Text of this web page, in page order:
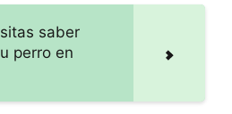
saber
perro en